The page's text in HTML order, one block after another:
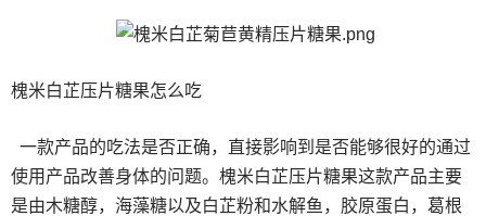
槐米白芷压片糖果怎么吃
一款产品的吃法是否正确，直接影响到是否能够很好的通过
使用产品改善身体的问题。槐米白芷压片糖果这款产品主要
是由木糖醇，海藻糖以及白芷粉和水解鱼，胶原蛋白，葛根